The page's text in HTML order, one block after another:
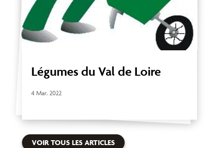
Légumes du Val de Loire
4 Mar. 2022
VOIR TOUS LES ARTICLES